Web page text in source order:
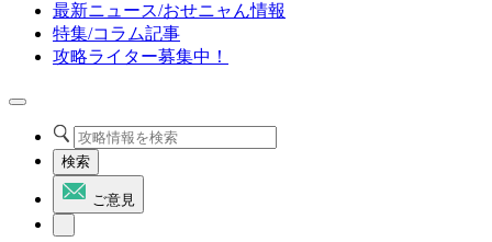
最新ニュース/おせニャん情報
特集/コラム記事
攻略ライター募集中！
検索
ご意見